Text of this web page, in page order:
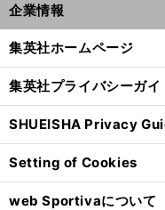
企業情報
集英社ホームページ
集英社プライバシーガイ
SHUEISHA Privacy
Setting of Cookies
web Sportivaについて